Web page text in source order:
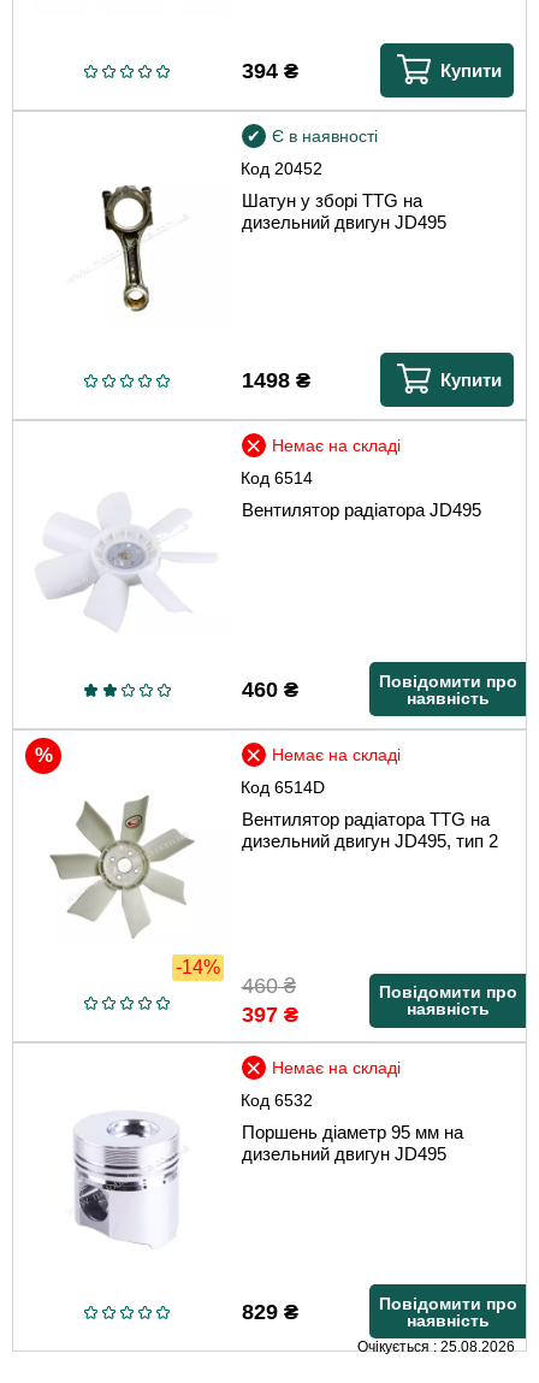
394₴ Купити
Код 20452
Є в наявності
Шатун у зборі TTG на
дизельний двигун JD495
1498₴ Купити
Код6514
Немає на складі
Вентилятор радіатора JD495
460₴
Повідомити про
наявність
Код6514D
-14%
Немає на складі
Вентилятор радіатора TTG на
дизельний двигун JD495, тип 2
397₴
460₴
Повідомити про
наявність
Код6532
Немає на складі
Поршень діаметр 95 мм на
дизельний двигун JD495
829₴
Повідомити про
наявність
Очікується : 25.08.2026